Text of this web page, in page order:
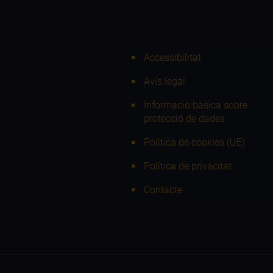
Accessibilitat
Avís legal
Informació bàsica sobre
protecció de dades
Política de cookies (UE)
Política de privacitat
Contacte